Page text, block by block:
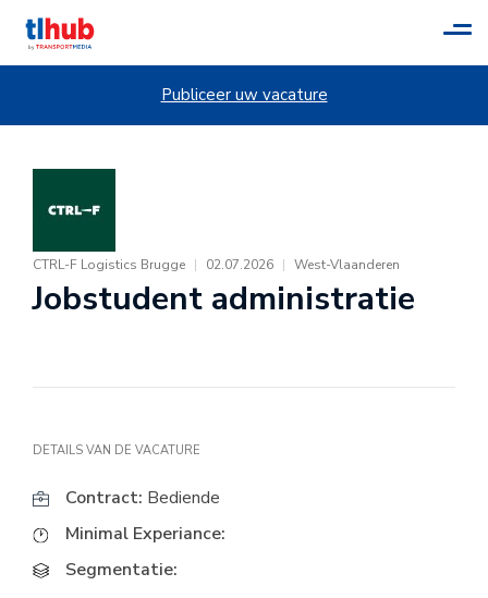
Publiceer uw vacature
CTRL-F Logistics Brugge | 02.07.2026 | West-Vlaanderen
Jobstudent administratie
DETAILS VAN DE VACATURE
Contract: Bediende
Minimal Experiance:
Segmentatie: